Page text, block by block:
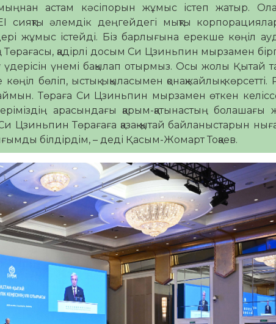
мыңнан астам кәсіпорын жұмыс істеп жатыр.
сияқты әлемдік деңгейдегі мықты
жұмыс істейді. Біз барлығына ерекше көңіл
қадірлі досым Си Цзиньпин мырзамен
үдерісін үнемі бақылап отырмыз. Осы жолы Қытай
бөліп, ыстық ықыласымен қонақжайлық көрсетті.
Төраға Си Цзиньпин мырзамен өткен
арасындағы қарым-қатынастың болашағы
Цзиньпин Төрағаға қазақ-қытай байланыстарын
білдірдім, – деді Қасым-Жомарт Тоқаев.